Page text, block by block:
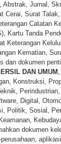
Abstrak, Jurnal,
Cerai, Surat
Catatan
Kartu Tanda
Keterangan
Kematian,
dan dokumen
DAN UMUM
Konstruksi,
Digital,
Politik, Sosial,
dokumen